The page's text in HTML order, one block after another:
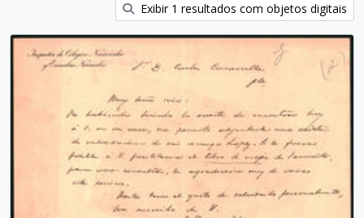
Exibir 1 resultados com objetos digitais